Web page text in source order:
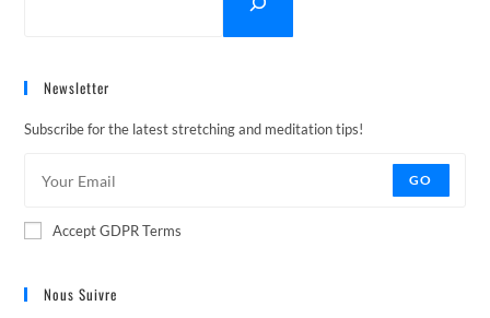
Newsletter
Subscribe for the latest stretching and meditation tips!
GO
Accept GDPR Terms
Nous Suivre